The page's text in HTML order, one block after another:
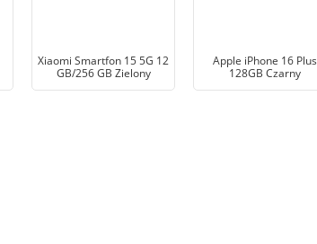
Xiaomi Smartfon 15 5G 12
GB/256 GB Zielony
Apple iPhone 16 Plus
128GB Czarny